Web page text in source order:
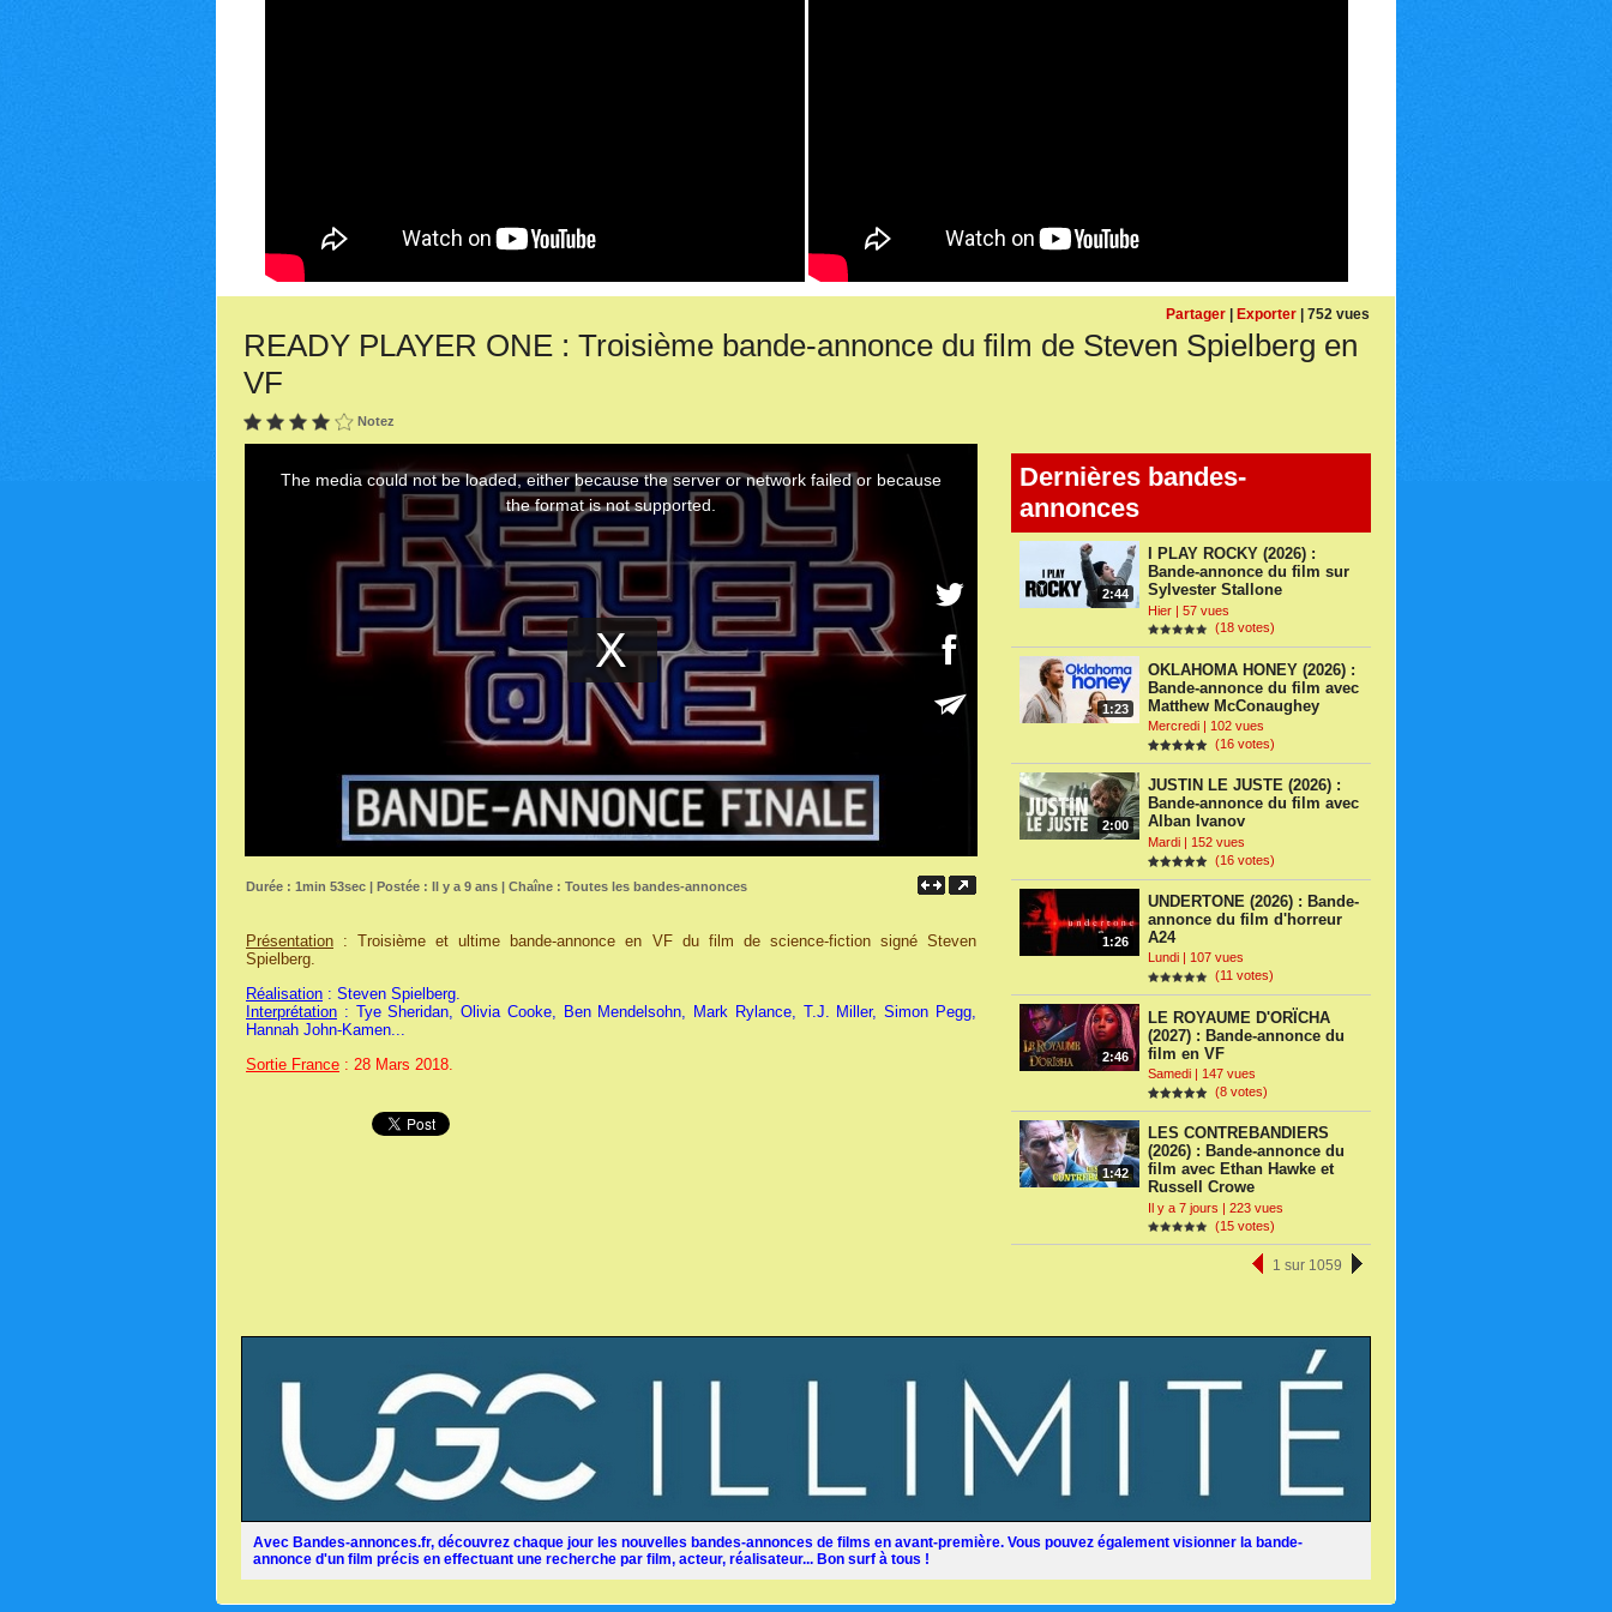
Partager | Exporter | 752 vues
READY PLAYER ONE : Troisième bande-annonce du film de Steven Spielberg en
VF
Notez
Dernières bandes-
annonces
2:44
I PLAY ROCKY (2026) :
Bande-annonce du film sur
Sylvester Stallone
Hier | 57 vues
(18 votes)
1:23
OKLAHOMA HONEY (2026) :
Bande-annonce du film avec
Matthew McConaughey
Mercredi | 102 vues
(16 votes)
2:00
JUSTIN LE JUSTE (2026) :
Bande-annonce du film avec
Alban Ivanov
Mardi | 152 vues
(16 votes)
1:26
UNDERTONE (2026) : Bande-
annonce du film d'horreur
A24
Lundi | 107 vues
(11 votes)
2:46
LE ROYAUME D'ORÏCHA
(2027) : Bande-annonce du
film en VF
Samedi | 147 vues
(8 votes)
1:42
LES CONTREBANDIERS
(2026) : Bande-annonce du
film avec Ethan Hawke et
Russell Crowe
Il y a 7 jours | 223 vues
(15 votes)
1 sur 1059
Durée : 1min 53sec | Postée : Il y a 9 ans | Chaîne : Toutes les bandes-annonces
Présentation : Troisième et ultime bande-annonce en VF du film de science-fiction signé Steven
Spielberg.
Réalisation : Steven Spielberg.
Interprétation : Tye Sheridan, Olivia Cooke, Ben Mendelsohn, Mark Rylance, T.J. Miller, Simon Pegg,
Hannah John-Kamen...
Sortie France : 28 Mars 2018.
Avec Bandes-annonces.fr, découvrez chaque jour les nouvelles bandes-annonces de films en avant-première. Vous pouvez également visionner la bande-
annonce d'un film précis en effectuant une recherche par film, acteur, réalisateur... Bon surf à tous !